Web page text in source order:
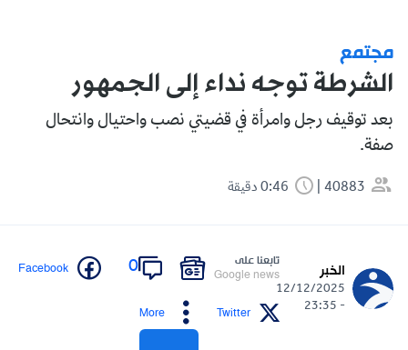
مجتمع
الشرطة توجه نداء إلى الجمهور
بعد توقيف رجل وامرأة في قضيتي نصب واحتيال وانتحال
صفة.
40883
الخبر
12/12/2025
- 23:35
تابعنا على
Google news
0
Facebook
Twitter
More